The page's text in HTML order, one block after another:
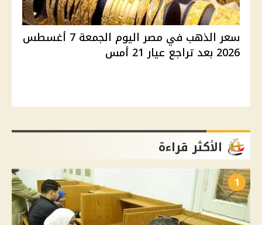
سعر الذهب في مصر اليوم الجمعة 7 أغسطس
2026 بعد تراجع عيار 21 أمس
الأكثر قراءة
1